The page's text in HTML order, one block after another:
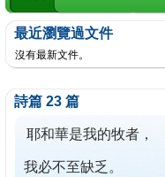
最近瀏覽過文件
沒有最新文件。
詩篇 23 篇
耶和華是我的牧者，
我必不至缺乏。
今已篩檢出1700位乳